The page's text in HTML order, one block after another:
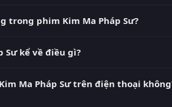
trong phim Kim Ma Pháp Sư?
Sư kể về điều gì?
trong những bộ phim Nhật Bản được
Ma Pháp Sư trên điện thoại